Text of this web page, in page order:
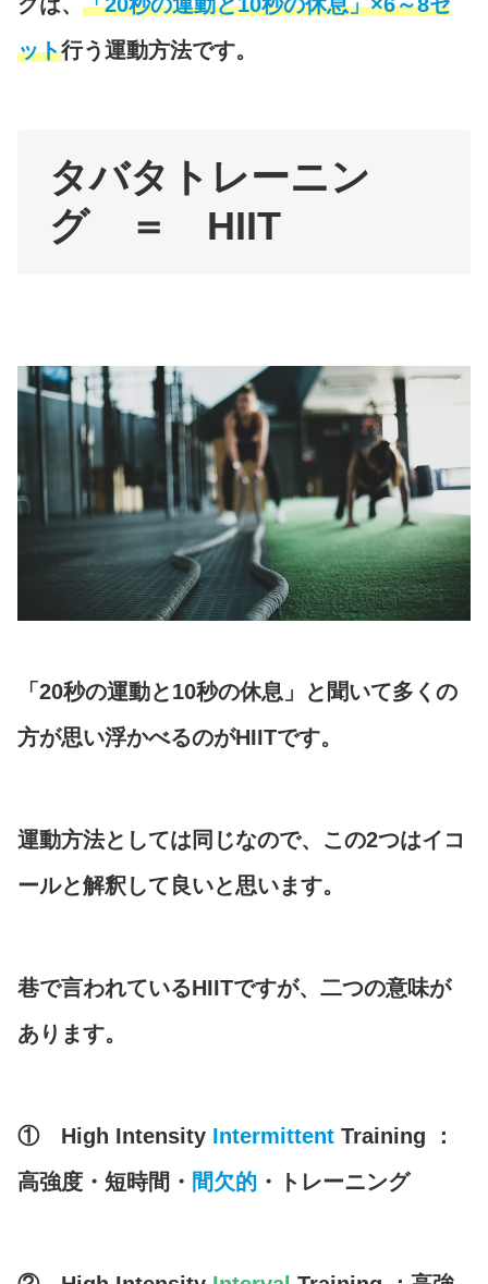
ット行う運動方法です。
タバタトレーニン
グ ＝ HIIT
「20秒の運動と10秒の休息」と聞いて多くの
方が思い浮かべるのがHIITです。
運動方法としては同じなので、この2つはイコ
ールと解釈して良いと思います。
巷で言われているHIITですが、二つの意味が
あります。
① High Intensity Intermittent Training ：
高強度・短時間・ 間欠的 ・トレーニング